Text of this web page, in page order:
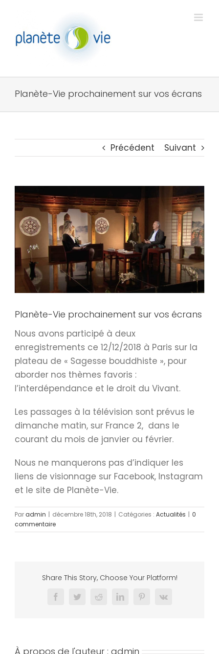
contenu
Planète-Vie prochainement sur vos écrans
Précédent Suivant
Voir
l'image
agrandie
Planète-Vie prochainement sur vos écrans
Nous avons participé à deux
enregistrements ce 12/12/2018 à Paris sur la
plateau de « Sagesse bouddhiste », pour
aborder nos thèmes favoris :
l’interdépendance et le droit du Vivant.
Les passages à la télévision sont prévus le
dimanche matin, sur France 2, dans le
courant du mois de janvier ou février.
Nous ne manquerons pas d’indiquer les
liens de visionnage sur Facebook, Instagram
et le site de Planète-Vie.
Paradmin | décembre 18th, 2018 | Catégories : Actualités | 0
commentaire
Share This Story, Choose Your Platform!
FacebookTwitterRedditLinkedInPinterest
Vk
À propos de l'auteur : admin